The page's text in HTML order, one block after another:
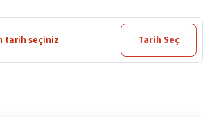
tarih seçiniz Tarih Seç